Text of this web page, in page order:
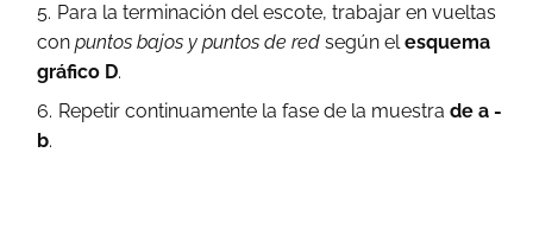
Para la terminación del escote, trabajar en vueltas
con puntos bajos y puntos de red según elesquema
gráfico D.
Repetir continuamente la fase de la muestra de a -
b.